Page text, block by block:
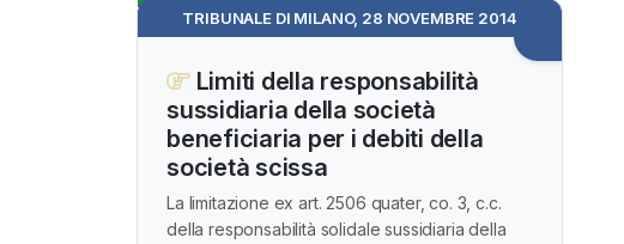
TRIBUNALE DI MILANO, 28 NOVEMBRE 2014
Limiti della responsabilità
sussidiaria della società
beneficiaria per i debiti della
società scissa
La limitazione ex art. 2506 quater, co. 3, c.c.
della responsabilità solidale sussidiaria della